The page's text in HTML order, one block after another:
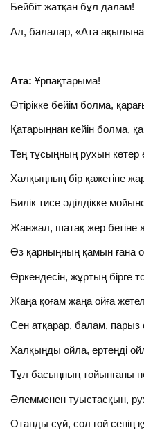
Бейбіт жатқан бұл далам!
Ал, балалар, «Ата
Ата:Ұрпақтарыма!
Өтірікке бейім болма,
Қатарыңнан кейін болма,
Тең тұсыңның рухын көтер
Халқыңның бір қажетіне
Билік тисе әділдікке
Жанжал, шатақ жер бетіне
Өз қарныңның қамын ғана
Өркендесін, жұртың бірге
Жаңа қоғам жаңа ойға
Сен атқарар, балам, парыз
Халқыңды ойла, ертеңді
Тұл басыңның тойынғаны
Әлемменен туыстасқын,
Отанды сүй, сол ғой сенің